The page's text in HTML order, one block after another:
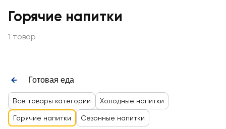
Горячие напитки
1 товар
Готовая еда
Все товары категории Холодные напитки
Горячие напитки Сезонные напитки